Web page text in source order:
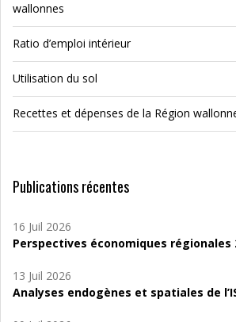
wallonnes
Ratio d’emploi intérieur
Utilisation du sol
Recettes et dépenses de la Région
Publications récentes
16 Juil 2026
Perspectives économiques régionales
13 Juil 2026
Analyses endogènes et spatiales de